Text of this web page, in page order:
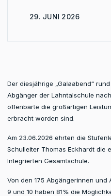
29. JUNI 2026
Der diesjährige „Galaabend“
Abgänger der Lahntalschule
offenbarte die großartigen
erbracht worden sind.
Am 23.06.2026 ehrten die
Schulleiter Thomas Eckhardt die
Integrierten Gesamtschule.
Von den 175 Abgängerinnen
9 und 10 haben 81% die